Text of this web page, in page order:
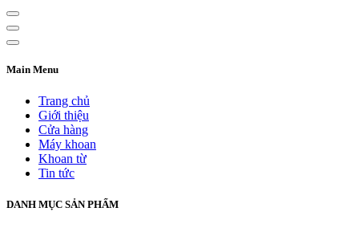
Main Menu
Trang chủ
Giới thiệu
Cửa hàng
Máy khoan
Khoan từ
Tin tức
DANH MỤC SẢN PHẨM